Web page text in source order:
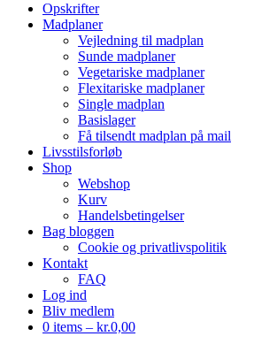
Opskrifter
Madplaner
Vejledning til madplan
Sunde madplaner
Vegetariske madplaner
Flexitariske madplaner
Single madplan
Basislager
Få tilsendt madplan på mail
Livsstilsforløb
Shop
Webshop
Kurv
Handelsbetingelser
Bag bloggen
Cookie og privatlivspolitik
Kontakt
FAQ
Log ind
Bliv medlem
0 items – kr.0,00